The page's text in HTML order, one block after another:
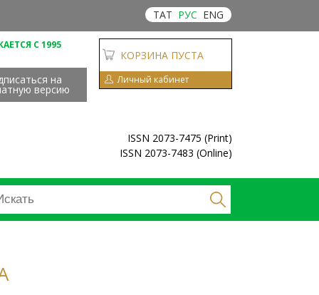
ТАТ РУС ENG
С 1995
на
версию
КОРЗИНА ПУСТА
Личный кабинет
ISSN 2073-7475 (Print)
ISSN 2073-7483 (Online)